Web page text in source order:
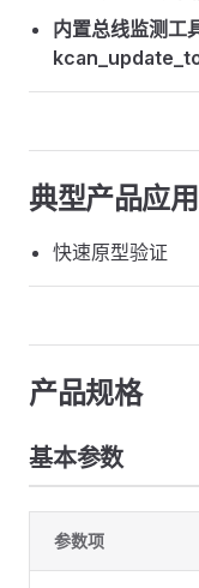
内置总线监测
典型产品应用
快速原型验证
产品规格
基本参数
参数项